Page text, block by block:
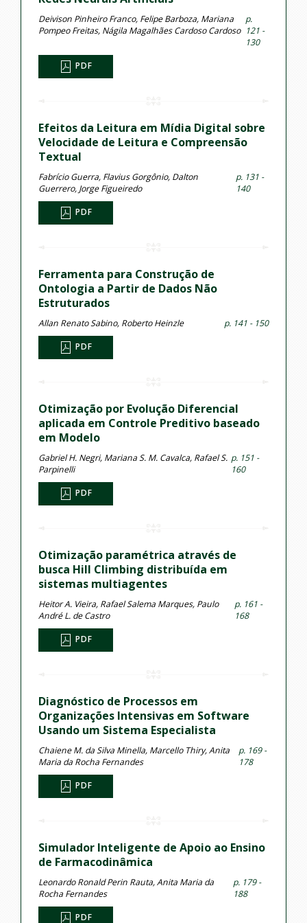
Deivison Pinheiro Franco, Felipe Barboza, Mariana
Pompeo Freitas, Nágila Magalhães Cardoso Cardoso
p.
121 -
130
PDF
Efeitos da Leitura em Mídia Digital sobre
Velocidade de Leitura e Compreensão
Textual
Fabrício Guerra, Flavius Gorgônio, Dalton
Guerrero, Jorge Figueiredo
p. 131 -
140
PDF
Ferramenta para Construção de
Ontologia a Partir de Dados Não
Estruturados
Allan Renato Sabino, Roberto Heinzle p. 141 - 150
PDF
Otimização por Evolução Diferencial
aplicada em Controle Preditivo baseado
em Modelo
Gabriel H. Negri, Mariana S. M. Cavalca, Rafael S.
Parpinelli
p. 151 -
160
PDF
Otimização paramétrica através de
busca Hill Climbing distribuída em
sistemas multiagentes
Heitor A. Vieira, Rafael Salema Marques, Paulo
André L. de Castro
p. 161 -
168
PDF
Diagnóstico de Processos em
Organizações Intensivas em Software
Usando um Sistema Especialista
Chaiene M. da Silva Minella, Marcello Thiry, Anita
Maria da Rocha Fernandes
p. 169 -
178
PDF
Simulador Inteligente de Apoio ao Ensino
de Farmacodinâmica
Leonardo Ronald Perin Rauta, Anita Maria da
Rocha Fernandes
p. 179 -
188
PDF